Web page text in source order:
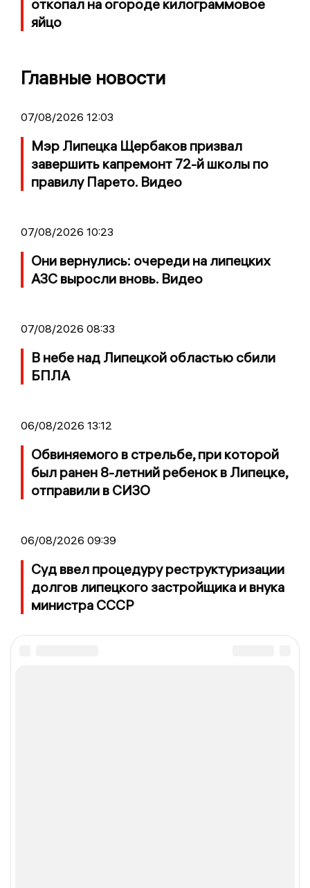
откопал на огороде килограммовое
яйцо
Главные новости
07/08/2026 12:03
Мэр Липецка Щербаков призвал
завершить капремонт 72-й школы по
правилу Парето. Видео
07/08/2026 10:23
Они вернулись: очереди на липецких
АЗС выросли вновь. Видео
07/08/2026 08:33
В небе над Липецкой областью сбили
БПЛА
06/08/2026 13:12
Обвиняемого в стрельбе, при которой
был ранен 8-летний ребенок в Липецке,
отправили в СИЗО
06/08/2026 09:39
Суд ввел процедуру реструктуризации
долгов липецкого застройщика и внука
министра СССР